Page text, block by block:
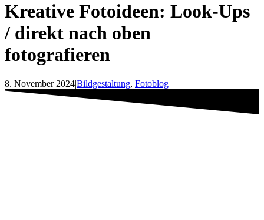
Kreative Fotoideen: Look-Ups
/ direkt nach oben
fotografieren
8. November 2024|Bildgestaltung, Fotoblog